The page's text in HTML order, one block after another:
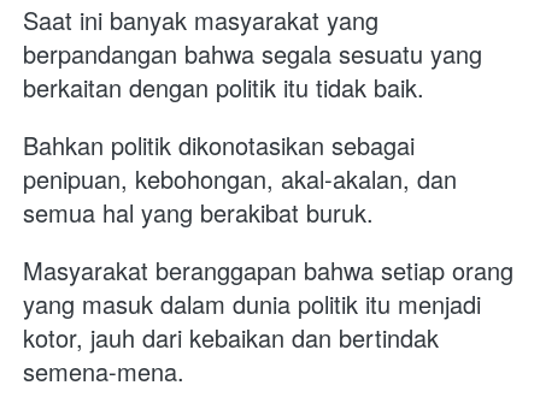
Saat ini banyak masyarakat yang
berpandangan bahwa segala sesuatu yang
berkaitan dengan politik itu tidak baik.
Bahkan politik dikonotasikan sebagai
penipuan, kebohongan, akal-akalan, dan
semua hal yang berakibat buruk.
Masyarakat beranggapan bahwa setiap orang
yang masuk dalam dunia politik itu menjadi
kotor, jauh dari kebaikan dan bertindak
semena-mena.